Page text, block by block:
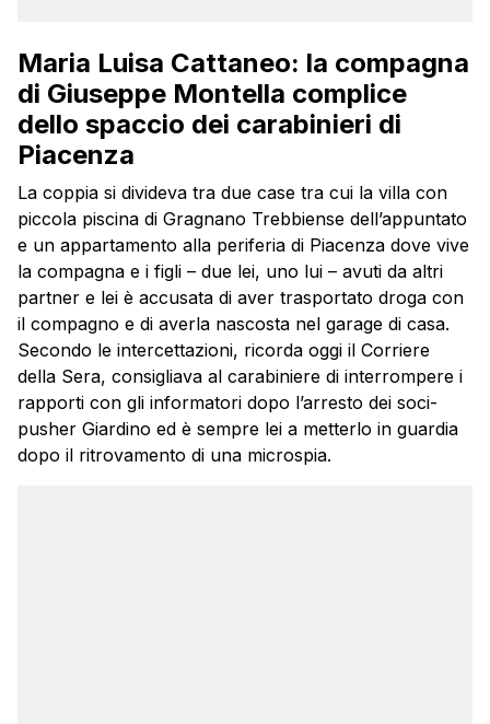
Maria Luisa Cattaneo: la compagna
di Giuseppe Montella complice
dello spaccio dei carabinieri di
Piacenza
La coppia si divideva tra due case tra cui la villa con
piccola piscina di Gragnano Trebbiense dell’appuntato
e un appartamento alla periferia di Piacenza dove vive
la compagna e i figli – due lei, uno lui – avuti da altri
partner e lei è accusata di aver trasportato droga con
il compagno e di averla nascosta nel garage di casa.
Secondo le intercettazioni, ricorda oggi il Corriere
della Sera, consigliava al carabiniere di interrompere i
rapporti con gli informatori dopo l’arresto dei soci-
pusher Giardino ed è sempre lei a metterlo in guardia
dopo il ritrovamento di una microspia.